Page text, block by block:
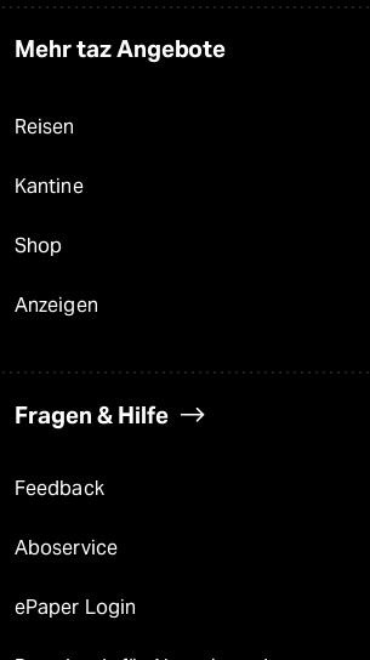
Mehr taz Angebote
Reisen
Kantine
Shop
Anzeigen
Fragen & Hilfe
Feedback
Aboservice
ePaper Login